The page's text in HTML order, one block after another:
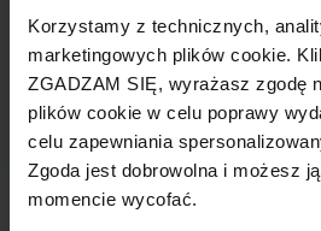
Korzystamy z technicznych,
marketingowych plików cookie.
ZGADZAM SIĘ, wyrażasz zgodę
plików cookie w celu poprawy
celu zapewniania
Zgoda jest dobrowolna i możesz
momencie wycofać.
online lub telefoniczna
PŁATNOŚĆ
przelew, gotówka, karta